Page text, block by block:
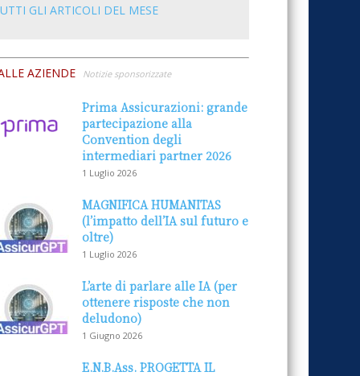
GLI ARTICOLI DEL MESE
AZIENDE Notizie sponsorizzate
Prima Assicurazioni: grande
partecipazione alla
Convention degli
intermediari partner 2026
1 Luglio 2026
MAGNIFICA HUMANITAS
(l’impatto dell’IA sul futuro e
oltre)
1 Luglio 2026
L’arte di parlare alle IA (per
ottenere risposte che non
deludono)
1 Giugno 2026
E.N.B.Ass. PROGETTA IL